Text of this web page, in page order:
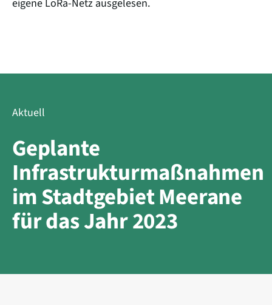
eigene LoRa-Netz ausgelesen.
Aktuell
Geplante
Infrastrukturmaßnahmen
im Stadtgebiet Meerane
für das Jahr 2023